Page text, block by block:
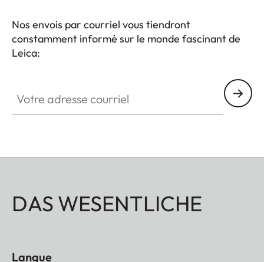
Nos envois par courriel vous tiendront
constamment informé sur le monde fascinant de
Leica:
DAS WESENTLICHE
Langue